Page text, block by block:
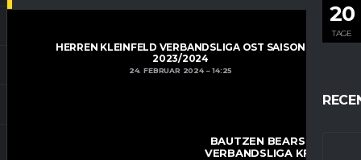
20
TAGE
HERREN KLEINFELD VERBANDSLIGA OST SAISON
2023/2024
24. FEBRUAR 2024 14:25
BAUTZEN BEARS
VERBANDSLIGA KF